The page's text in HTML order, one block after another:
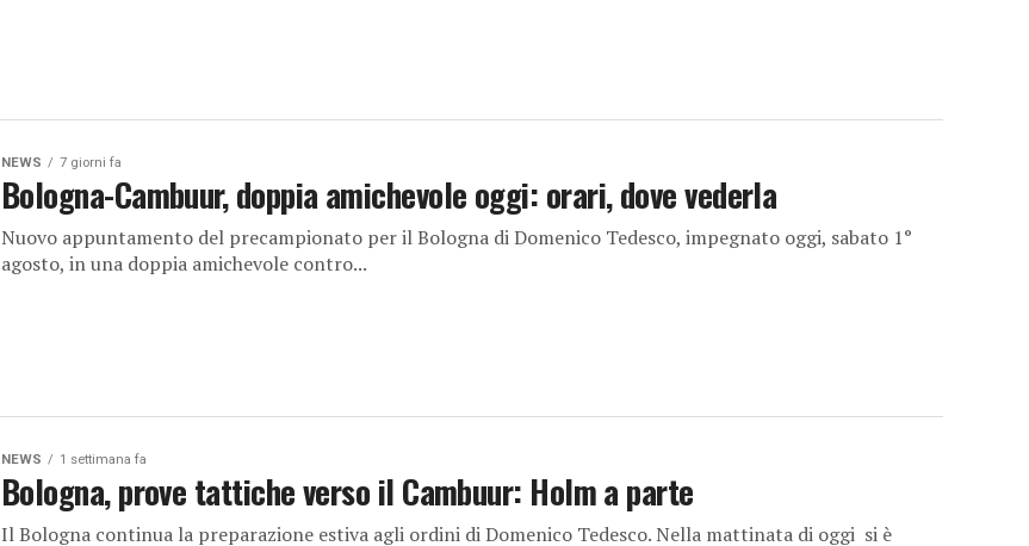
NEWS 7 giorni fa
Bologna-Cambuur, doppia amichevole oggi: orari, dove vederla
Nuovo appuntamento del precampionato per il Bologna di Domenico Tedesco, impegnato oggi, sabato 1°
agosto, in una doppia amichevole contro...
NEWS 1 settimana fa
Bologna, prove tattiche verso il Cambuur: Holm a parte
Il Bologna continua la preparazione estiva agli ordini di Domenico Tedesco. Nella mattinata di oggi si è